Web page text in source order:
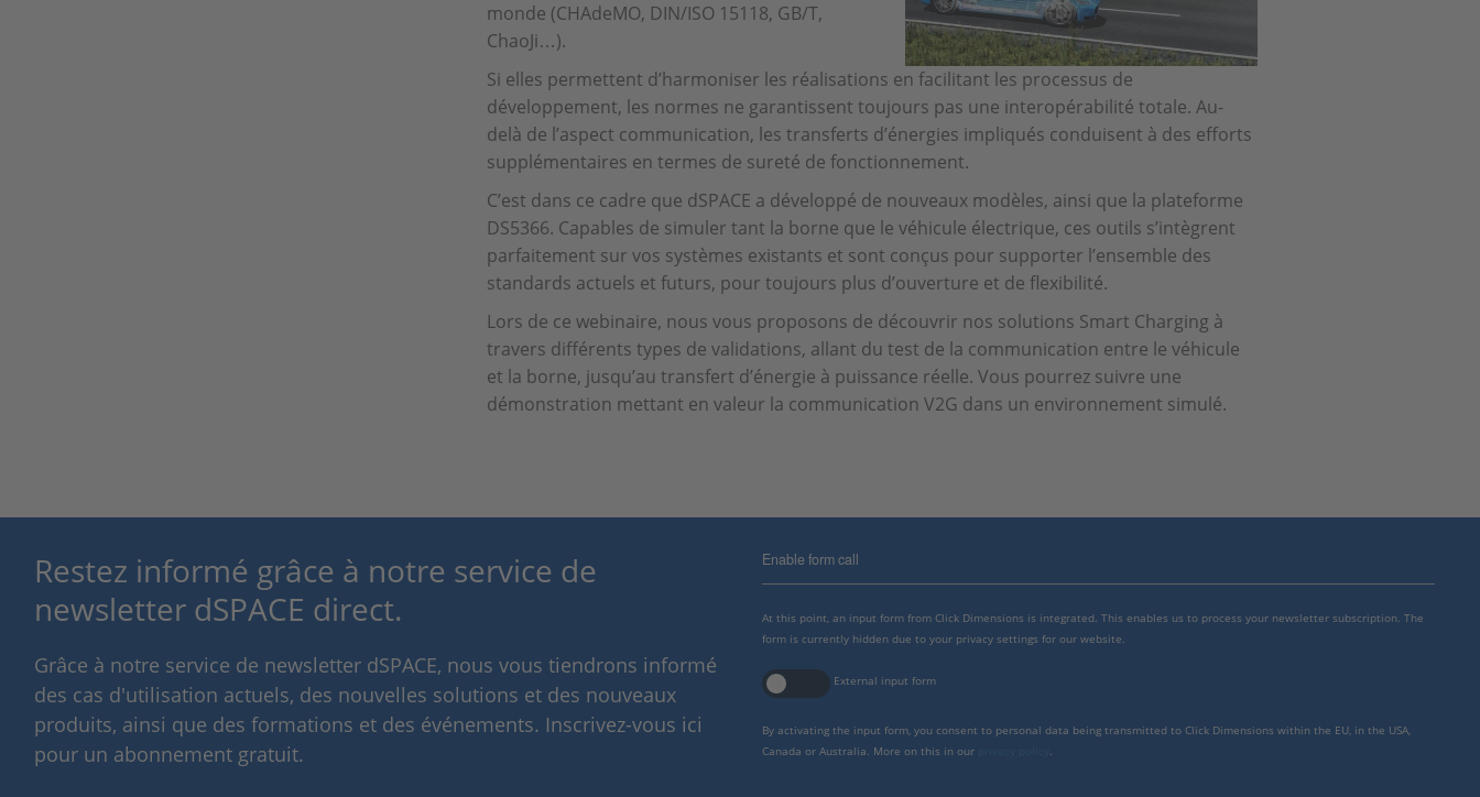
monde (CHAdeMO, DIN/ISO 15118, GB/T,
ChaoJi…).
Si elles permettent d’harmoniser les réalisations en facilitant les processus de
développement, les normes ne garantissent toujours pas une interopérabilité totale. Au-
delà de l’aspect communication, les transferts d’énergies impliqués conduisent à des efforts
supplémentaires en termes de sureté de fonctionnement.
C’est dans ce cadre que dSPACE a développé de nouveaux modèles, ainsi que la plateforme
DS5366. Capables de simuler tant la borne que le véhicule électrique, ces outils s’intègrent
parfaitement sur vos systèmes existants et sont conçus pour supporter l’ensemble des
standards actuels et futurs, pour toujours plus d’ouverture et de flexibilité.
Lors de ce webinaire, nous vous proposons de découvrir nos solutions Smart Charging à
travers différents types de validations, allant du test de la communication entre le véhicule
et la borne, jusqu’au transfert d’énergie à puissance réelle. Vous pourrez suivre une
démonstration mettant en valeur la communication V2G dans un environnement simulé.
Restez informé grâce à notre service de
newsletter dSPACE direct.
Grâce à notre service de newsletter dSPACE, nous vous tiendrons informé
des cas d'utilisation actuels, des nouvelles solutions et des nouveaux
produits, ainsi que des formations et des événements. Inscrivez-vous ici
pour un abonnement gratuit.
Enable form call
At this point, an input form from Click Dimensions is integrated. This enables us to process your newsletter subscription. The
form is currently hidden due to your privacy settings for our website.
External input form
By activating the input form, you consent to personal data being transmitted to Click Dimensions within the EU, in the USA,
Canada or Australia. More on this in our